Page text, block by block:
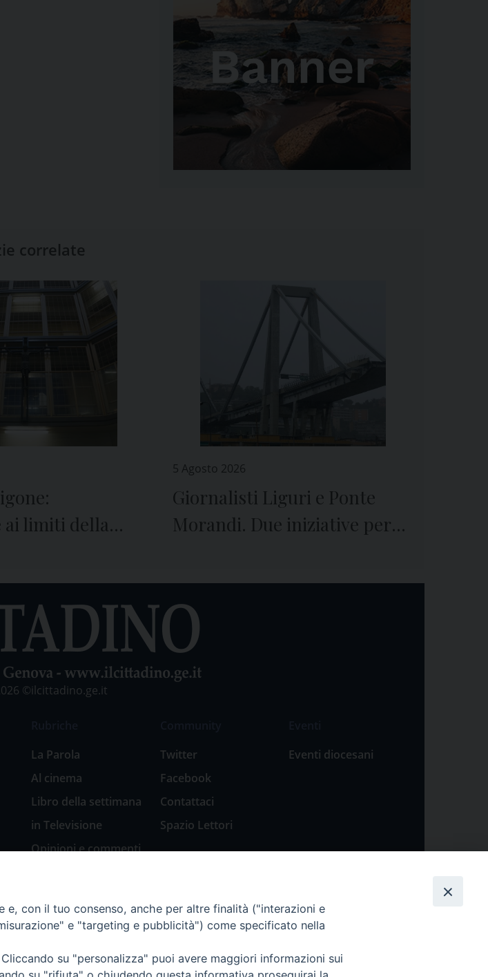
correlate
ai limiti della
5 Agosto 2026
Giornalisti Liguri e Ponte
Morandi. Due iniziative per
©ilcittadino.ge.it
La Parola
Al cinema
Libro della settimana
in Televisione
Opinioni e commenti
Natale 2018: Presepi
in Diocesi
Natale 2020: Presepi
nella Diocesi di
Twitter
Facebook
Contattaci
Spazio Lettori
Eventi diocesani
con il tuo consenso, anche per altre finalità ("interazioni e
e "targeting e pubblicità") come specificato nella
su "personalizza" puoi avere maggiori informazioni sui